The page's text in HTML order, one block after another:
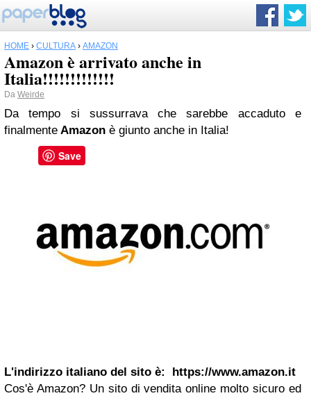
HOME › CULTURA › AMAZON
Amazon è arrivato anche in
Italia!!!!!!!!!!!!!
Da Weirde
Da tempo si sussurrava che sarebbe accaduto e
finalmente Amazon è giunto anche in Italia!
L'indirizzo italiano del sito è: https://www.amazon.it
Cos'è Amazon? Un sito di vendita online molto sicuro ed
Save